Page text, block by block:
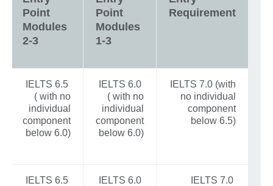
Requirement
Point
Modules
1-3
Point
Modules
2-3
IELTS 7.0 (with
no individual
component
below 6.5)
IELTS 6.0
( with no
individual
component
below 6.0)
IELTS 6.5
( with no
individual
component
below 6.0)
IELTS 7.0
IELTS 6.0
IELTS 6.5